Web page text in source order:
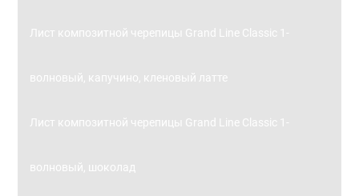
Лист композитной черепицы Grand Line Classic 1-
волновый, капучино, кленовый латте
Лист композитной черепицы Grand Line Classic 1-
волновый, шоколад